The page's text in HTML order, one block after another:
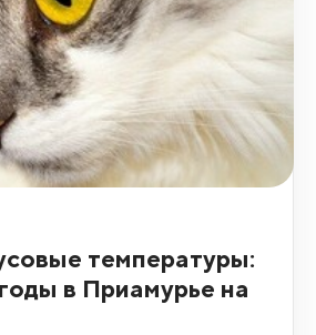
температуры:
в Приамурье на